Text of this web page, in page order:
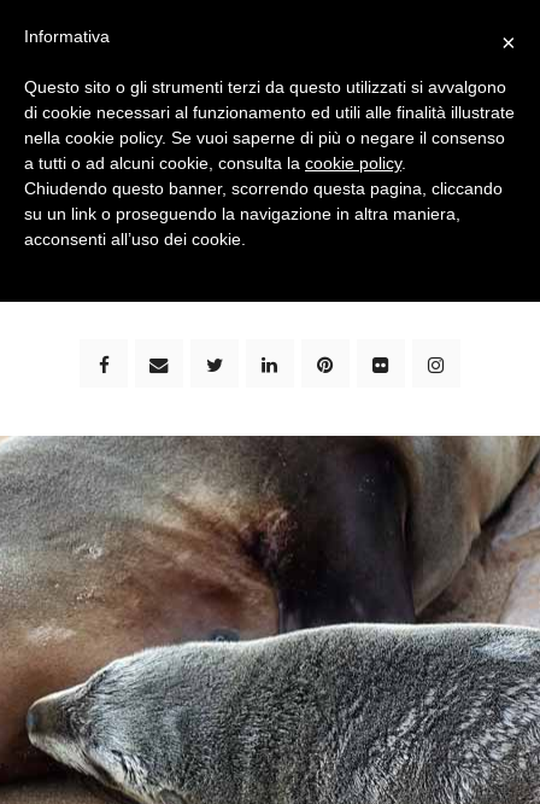
bimbi e viaggi - family travel blog: community #1 in
×
Informativa
Questo sito o gli strumenti terzi da questo utilizzati si avvalgono
di cookie necessari al funzionamento ed utili alle finalità illustrate
nella cookie policy. Se vuoi saperne di più o negare il consenso
a tutti o ad alcuni cookie, consulta la cookie policy.
Chiudendo questo banner, scorrendo questa pagina, cliccando
su un link o proseguendo la navigazione in altra maniera,
acconsenti all’uso dei cookie.